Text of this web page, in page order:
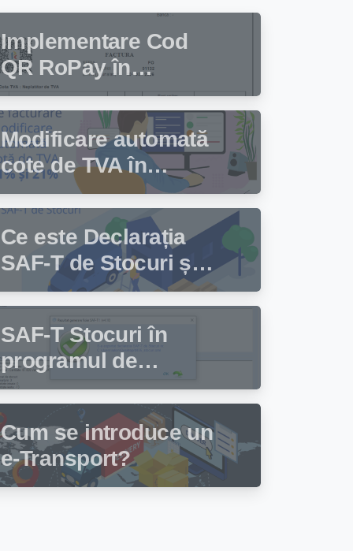
Implementare Cod
QR RoPay în
programul de
facturare Facturis
Modificare automată
cote de TVA în
programul de
facturare Facturis
Ce este Declarația
SAF-T de Stocuri și
cine trebuie să
depună această
declarație?
SAF-T Stocuri în
programul de
facturare și gestiune
stocuri Facturis
Cum se introduce un
e-Transport?